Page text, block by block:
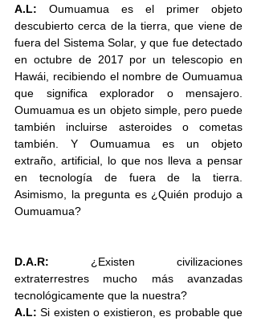
A.L: Oumuamua es el primer objeto
descubierto cerca de la tierra, que viene de
fuera del Sistema Solar, y que fue detectado
en octubre de 2017 por un telescopio en
Hawái, recibiendo el nombre de Oumuamua
que significa explorador o mensajero.
Oumuamua es un objeto simple, pero puede
también incluirse asteroides o cometas
también. Y Oumuamua es un objeto
extraño, artificial, lo que nos lleva a pensar
en tecnología de fuera de la tierra.
Asimismo, la pregunta es ¿Quién produjo a
Oumuamua?
D.A.R: ¿Existen civilizaciones
extraterrestres mucho más avanzadas
tecnológicamente que la nuestra?
A.L: Si existen o existieron, es probable que